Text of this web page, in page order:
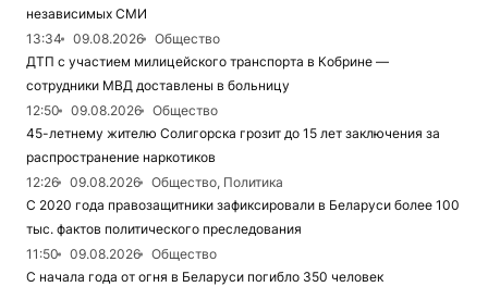
независимых СМИ
13:34
09.08.2026
Общество
ДТП с участием милицейского транспорта в Кобрине —
сотрудники МВД доставлены в больницу
12:50
09.08.2026
Общество
45-летнему жителю Солигорска грозит до 15 лет заключения за
распространение наркотиков
12:26
09.08.2026
Общество, Политика
С 2020 года правозащитники зафиксировали в Беларуси более 100
тыс. фактов политического преследования
11:50
09.08.2026
Общество
С начала года от огня в Беларуси погибло 350 человек